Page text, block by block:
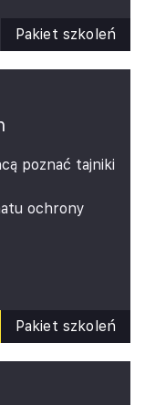
Pakiet szkoleń
poznać tajniki
ochrony
Pakiet szkoleń